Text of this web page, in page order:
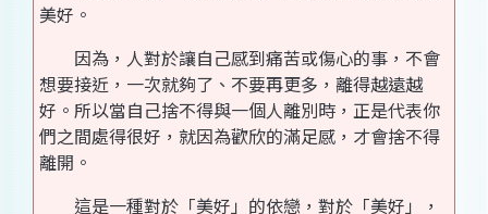
美好。
因為，人對於讓自己感到痛苦或傷心的事，不會
想要接近，一次就夠了、不要再更多，離得越遠越
好。所以當自己捨不得與一個人離別時，正是代表你
們之間處得很好，就因為歡欣的滿足感，才會捨不得
離開。
這是一種對於「美好」的依戀，對於「美好」，